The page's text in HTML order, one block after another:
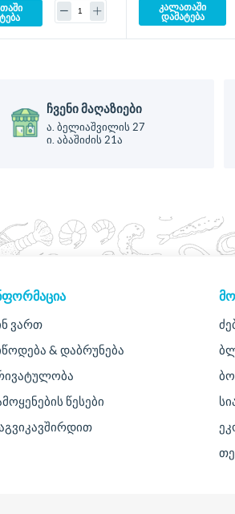
კალათაში
დამატება
ჩვენი მაღაზიები
ა. ბელიაშვილის 27
ი. აბაშიძის 21ა
ვართ
& დაბრუნება
წესები